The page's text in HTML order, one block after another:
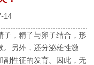
14
，精子与卵子结合，形
。另外，还分泌雄性激
副性征的发育。因此，无